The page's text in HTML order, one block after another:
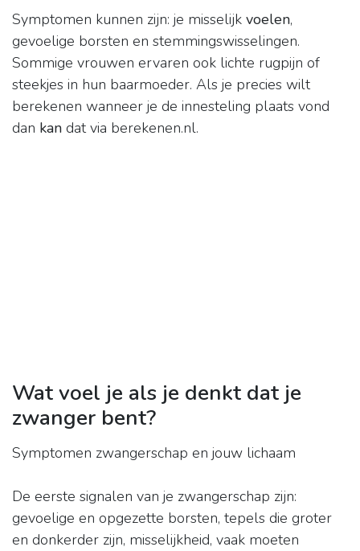
Symptomen kunnen zijn: je misselijk voelen,
gevoelige borsten en stemmingswisselingen.
Sommige vrouwen ervaren ook lichte rugpijn of
steekjes in hun baarmoeder. Als je precies wilt
berekenen wanneer je de innesteling plaats vond
dan kan dat via berekenen.nl.
Wat voel je als je denkt dat je
zwanger bent?
Symptomen zwangerschap en jouw lichaam
De eerste signalen van je zwangerschap zijn:
gevoelige en opgezette borsten, tepels die groter
en donkerder zijn, misselijkheid, vaak moeten